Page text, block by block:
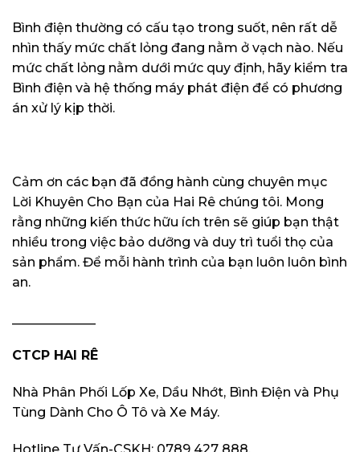
Bình điện thường có cấu tạo trong suốt, nên rất dễ
nhìn thấy mức chất lỏng đang nằm ở vạch nào. Nếu
mức chất lỏng nằm dưới mức quy định, hãy kiểm tra
Bình điện và hệ thống máy phát điện để có phương
án xử lý kịp thời.
Cảm ơn các bạn đã đồng hành cùng chuyên mục
Lời Khuyên Cho Bạn của Hai Rê chúng tôi. Mong
rằng những kiến thức hữu ích trên sẽ giúp bạn thật
nhiều trong việc bảo dưỡng và duy trì tuổi thọ của
sản phẩm. Để mỗi hành trình của bạn luôn luôn bình
an.
CTCP HAI RÊ
Nhà Phân Phối Lốp Xe, Dầu Nhớt, Bình Điện và Phụ
Tùng Dành Cho Ô Tô và Xe Máy.